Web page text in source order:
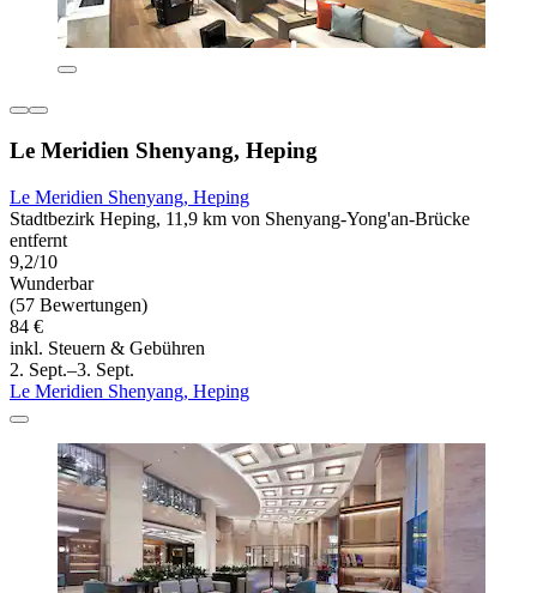
Le Meridien Shenyang, Heping
Le Meridien Shenyang, Heping
Stadtbezirk Heping, 11,9 km von Shenyang-Yong'an-Brücke
entfernt
9,2/10
Wunderbar
(57 Bewertungen)
84 €
inkl. Steuern & Gebühren
2. Sept.–3. Sept.
Le Meridien Shenyang, Heping